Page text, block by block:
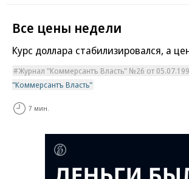
Все цены недели
Курс доллара стабилизировался, а
Журнал "Коммерсантъ Власть" №26 от
"Коммерсантъ Власть"
7 мин.